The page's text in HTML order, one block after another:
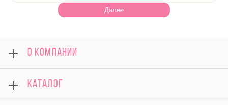
Далее
О КОМПАНИИ
Оплата
Отзывы
КАТАЛОГ